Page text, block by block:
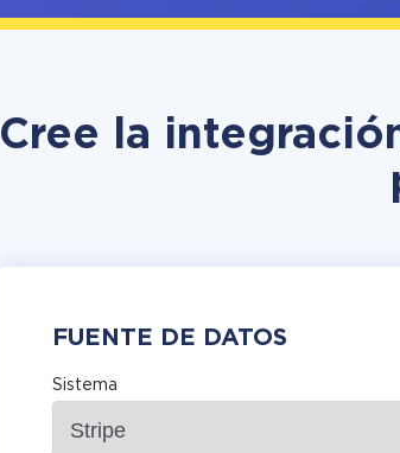
Cree la
FUENTE DE DATOS
Sistema